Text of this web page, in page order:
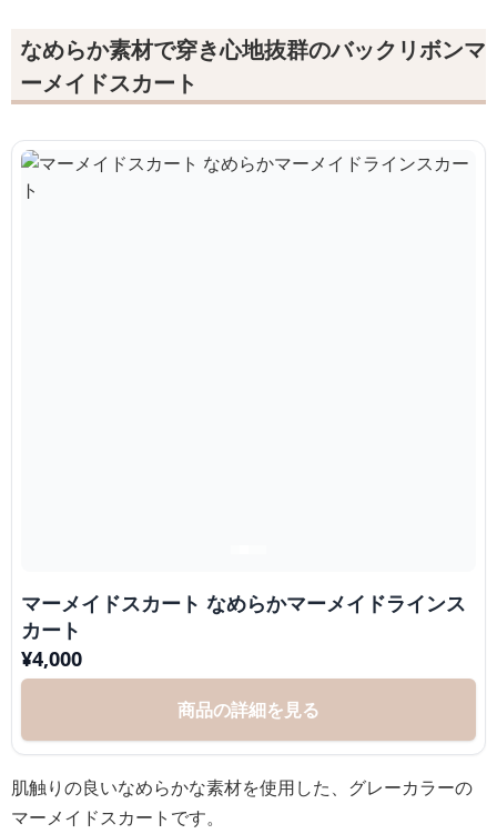
なめらか素材で穿き心地抜群のバックリボンマ
ーメイドスカート
マーメイドスカート なめらかマーメイドラインス
カート
¥4,000
商品の詳細を見る
肌触りの良いなめらかな素材を使用した、グレーカラーの
マーメイドスカートです。